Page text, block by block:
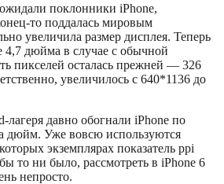
поклонники iPhone,
то поддалась мировым
увеличила размер дисплея. Теперь
4,7 дюйма в случае с обычной
пикселей осталась прежней — 326
увеличилось с 640*1136 до
давно обогнали iPhone по
дюйм. Уже вовсю используются
экземплярах показатель ppi
то ни было, рассмотреть в iPhone 6
непросто.